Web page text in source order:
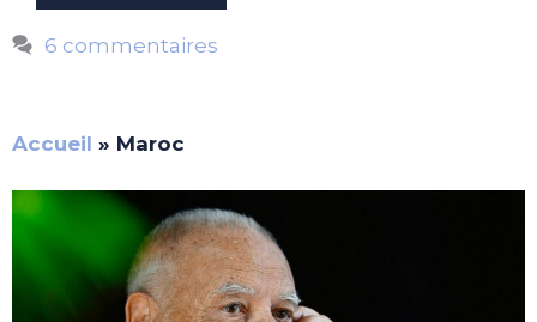
6 commentaires
Accueil » Maroc